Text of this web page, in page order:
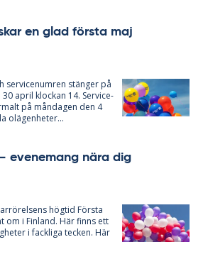
en glad förs­ta maj
ser­vice­num­ren stäng­er på
april kloc­kan 14. Ser­vice­
på mån­da­gen den 4
olä­gen­he­ter...
eve­ne­mang nära dig
hög­tid Förs­ta
om i Fin­land. Här fin­ns ett
i fack­li­ga tec­ken. Här